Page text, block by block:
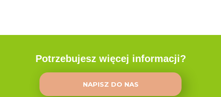
Potrzebujesz więcej informacji?
NAPISZ DO NAS